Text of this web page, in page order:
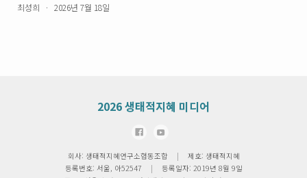
최성희 · 2026년 7월 18일
2026생태적지혜 미디어
회사: 생태적지혜연구소협동조합 |
제호: 생태적지혜
등록번호: 서울, 아52547
|
등록일자: 2019년 8월 9일